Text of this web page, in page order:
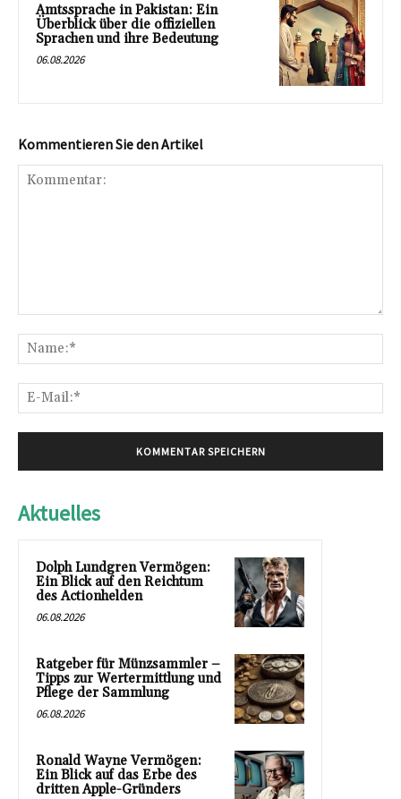
Amtssprache in Pakistan: Ein
Überblick über die offiziellen
Sprachen und ihre Bedeutung
06.08.2026
Kommentieren Sie den Artikel
Aktuelles
Dolph Lundgren Vermögen:
Ein Blick auf den Reichtum
des Actionhelden
06.08.2026
Ratgeber für Münzsammler –
Tipps zur Wertermittlung und
Pflege der Sammlung
06.08.2026
Ronald Wayne Vermögen:
Ein Blick auf das Erbe des
dritten Apple-Gründers